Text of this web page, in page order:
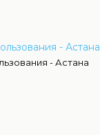
- Астана
- Астана